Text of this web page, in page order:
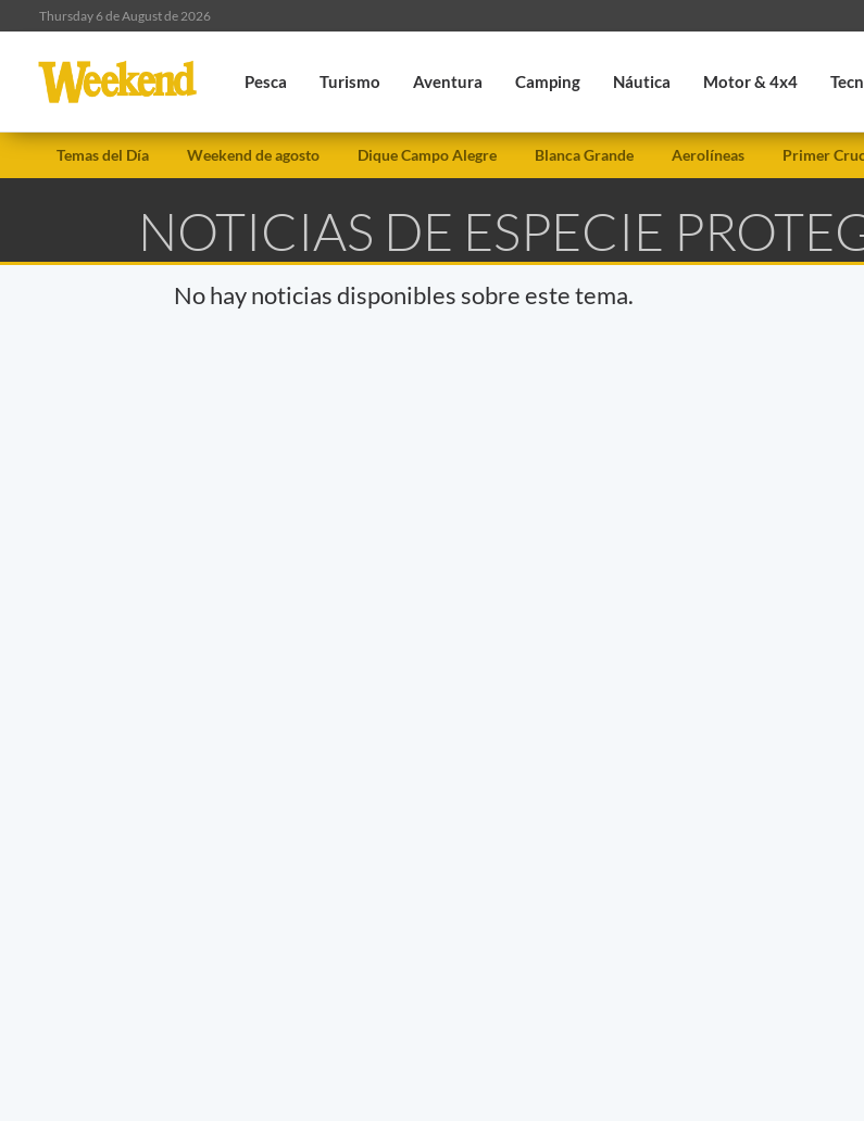
Thursday 6 de August de 2026
Pesca Turismo Aventura Camping Náutica Motor & 4x4
Temas del Día Weekend de agosto Dique Campo Alegre Blanca Grande Aerolíneas Primer
NOTICIAS DE ESPECIE
No hay noticias disponibles sobre este tema.